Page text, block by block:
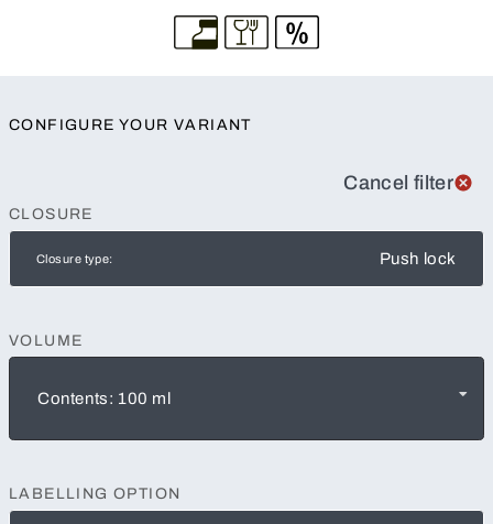
CONFIGURE YOUR VARIANT
Cancel filter
CLOSURE
Closure type: Push lock
VOLUME
Contents: 100 ml
LABELLING OPTION